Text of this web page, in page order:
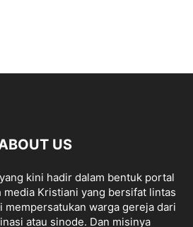
US
kini hadir dalam bentuk portal
media Kristiani yang bersifat lintas
mempersatukan warga gereja dari
atau sinode. Dan misinya